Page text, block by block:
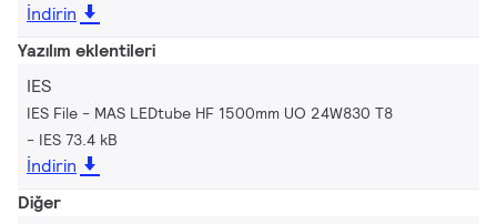
İndirin
Yazılım eklentileri
IES
IES File - MAS LEDtube HF 1500mm UO 24W830 T8
IES 73.4 kB
İndirin
Diğer